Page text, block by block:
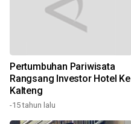
Pertumbuhan Pariwisata
Rangsang Investor Hotel Ke
Kalteng
-15 tahun lalu